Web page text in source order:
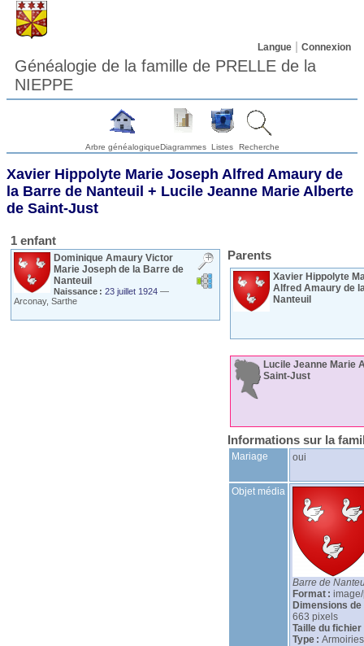
Langue Connexion
Généalogie de la famille de PRELLE de la
NIEPPE
Arbre généalogiqueDiagrammes Listes Recherche
Xavier Hippolyte Marie Joseph Alfred Amaury de
la Barre de Nanteuil + Lucile Jeanne Marie Alberte
de Saint-Just
1 enfant
Dominique Amaury Victor
Marie Josephde la Barre de
Nanteuil
Naissance : 23 juillet 1924 —
Arconay, Sarthe
Parents
Xavier Hippolyte
Alfred Amauryde
Nanteuil
Lucile Jeanne Marie
Saint-Just
Informations sur la
Mariage oui
Objet média
Barre de
Format :
Dimensions de
663 pixels
Taille du fichier
Type : Armoiries